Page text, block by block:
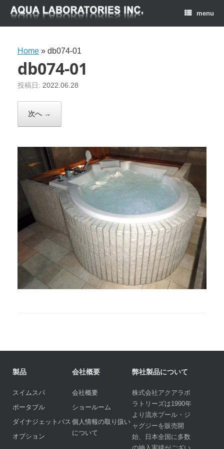
menu
Home » db074-01
db074-01
投稿日: 2022.06.28
次へ →
製品
スイムスパ
ポータブル
ダイナジェットバス
オプション
会社概要
会社概要
ショールーム
個人情報の取り扱い
について
弊社製品について
株式会社アクアラボ
ラトリーズは1990年
より流水プール・ジ
ャグジーを販売開
始、日本全国に多数
の納入実績がござい